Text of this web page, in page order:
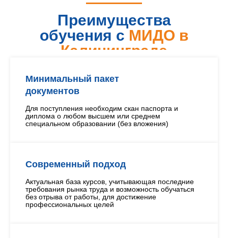
Преимущества
обучения с МИДО в
Калининграде
Минимальный пакет
документов
Для поступления необходим скан паспорта и
диплома о любом высшем или среднем
специальном образовании (без вложения)
Современный подход
Актуальная база курсов, учитывающая последние
требования рынка труда и возможность обучаться
без отрыва от работы, для достижение
профессиональных целей